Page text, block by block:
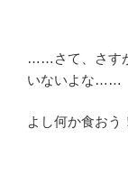
……さて、さす
いないよな……
よし何か食おう